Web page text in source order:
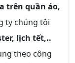
trên quần áo,
ty chúng tôi
lịch tết,..
theo công